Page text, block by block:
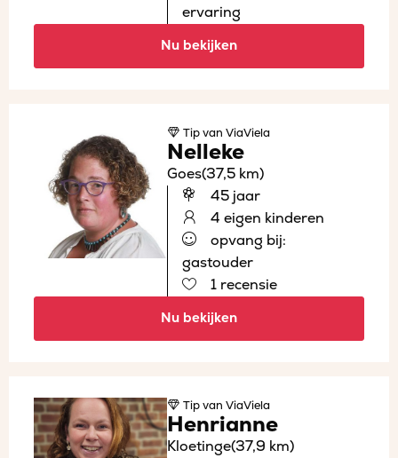
ervaring
Nu bekijken
Tipvan ViaViela
Nelleke
Goes(37,5 km)
45 jaar
4 eigen kinderen
opvang bij:
gastouder
1 recensie
Nu bekijken
Tipvan ViaViela
Henrianne
Kloetinge(37,9 km)